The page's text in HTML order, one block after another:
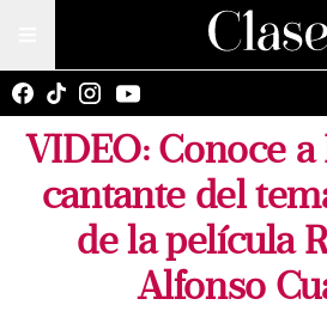
VIDEO: Conoce
cantante del
de la película
Alfonso